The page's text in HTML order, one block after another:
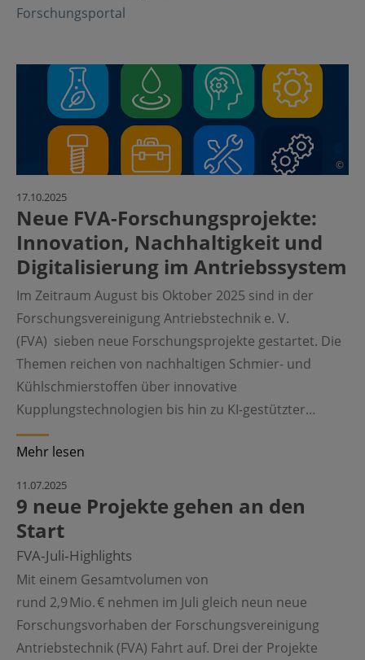
Forschungsportal
©
17.10.2025
Neue FVA-Forschungsprojekte:
Innovation, Nachhaltigkeit und
Digitalisierung im Antriebssystem
Im Zeitraum August bis Oktober 2025 sind in der
Forschungsvereinigung Antriebstechnik e. V.
(FVA) sieben neue Forschungsprojekte gestartet. Die
Themen reichen von nachhaltigen Schmier- und
Kühlschmierstoffen über innovative
Kupplungstechnologien bis hin zu KI-gestützter…
Mehr lesen
11.07.2025
9 neue Projekte gehen an den
Start
FVA‑Juli‑Highlights
Mit einem Gesamtvolumen von
rund 2,9 Mio. € nehmen im Juli gleich neun neue
Forschungsvorhaben der Forschungsvereinigung
Antriebstechnik (FVA) Fahrt auf. Drei der Projekte